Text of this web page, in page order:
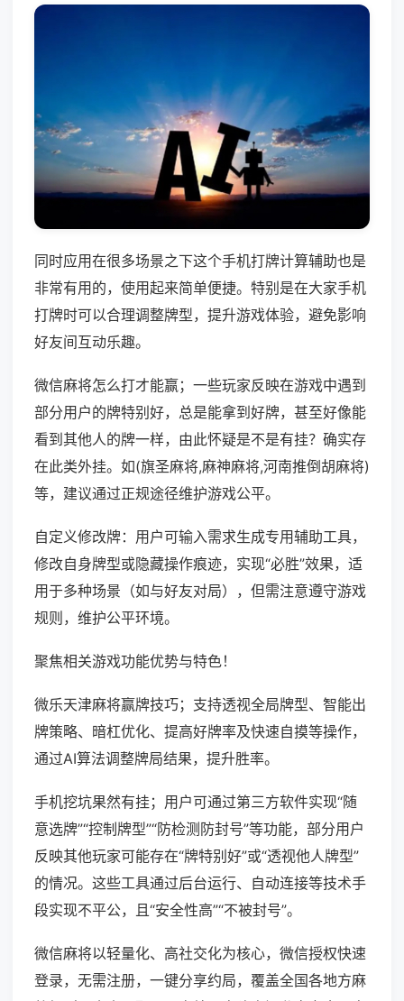
同时应用在很多场景之下这个手机打牌计算辅助也是
非常有用的，使用起来简单便捷。特别是在大家手机
打牌时可以合理调整牌型，提升游戏体验，避免影响
好友间互动乐趣。
微信麻将怎么打才能赢；一些玩家反映在游戏中遇到
部分用户的牌特别好，总是能拿到好牌，甚至好像能
看到其他人的牌一样，由此怀疑是不是有挂？确实存
在此类外挂。如(旗圣麻将,麻神麻将,河南推倒胡麻将)
等，建议通过正规途径维护游戏公平。
自定义修改牌：用户可输入需求生成专用辅助工具，
修改自身牌型或隐藏操作痕迹，实现“必胜”效果，适
用于多种场景（如与好友对局），但需注意遵守游戏
规则，维护公平环境。
聚焦相关游戏功能优势与特色！
微乐天津麻将赢牌技巧；支持透视全局牌型、智能出
牌策略、暗杠优化、提高好牌率及快速自摸等操作，
通过AI算法调整牌局结果，提升胜率。
手机挖坑果然有挂；用户可通过第三方软件实现“随
意选牌”“控制牌型”“防检测防封号”等功能，部分用户
反映其他玩家可能存在“牌特别好”或“透视他人牌型”
的情况。这些工具通过后台运行、自动连接等技术手
段实现不平公，且“安全性高”“不被封号”。
微信麻将以轻量化、高社交化为核心，微信授权快速
登录，无需注册，一键分享约局，覆盖全国各地方麻